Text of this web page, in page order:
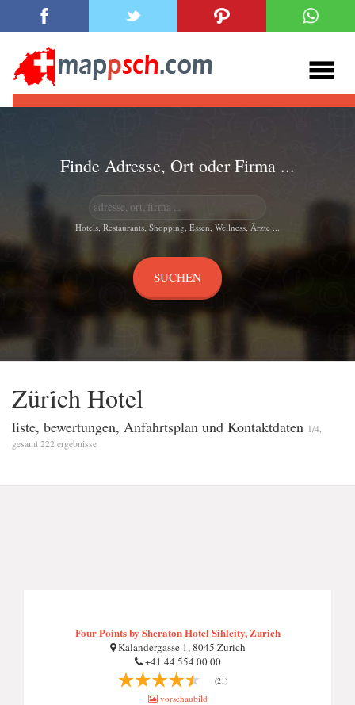
Finde Adresse, Ort oder Firma ...
Hotels, Restaurants, Shopping, Essen, Wellness, Ärzte ...
Züri̇ch Hotel
liste, bewertungen, Anfahrtsplan und Kontaktdaten 1/4,
gesamt 222 ergebnisse
Four Points by Sheraton Hotel Sihlcity, Zurich
Kalandergasse 1, 8045 Zurich
+41 44 554 00 00
(21)
vorschaubild